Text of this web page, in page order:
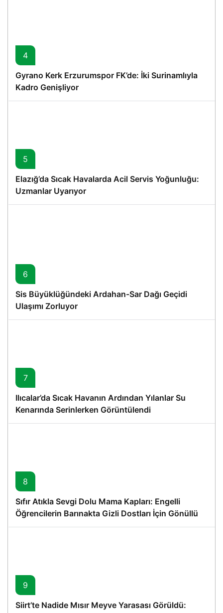
4
Gyrano Kerk Erzurumspor FK’de: İki Surinamlıyla
Kadro Genişliyor
5
Elazığ’da Sıcak Havalarda Acil Servis Yoğunluğu:
Uzmanlar Uyarıyor
6
Sis Büyüklüğündeki Ardahan-Sar Dağı Geçidi
Ulaşımı Zorluyor
7
Ilıcalar’da Sıcak Havanın Ardından Yılanlar Su
Kenarında Serinlerken Görüntülendi
8
Sıfır Atıkla Sevgi Dolu Mama Kapları: Engelli
Öğrencilerin Barınakta Gizli Dostları İçin Gönüllü
Proje
9
Siirt’te Nadide Mısır Meyve Yarasası Görüldü: